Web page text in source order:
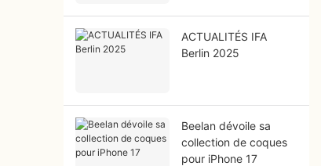
ACTUALITÉS IFA
Berlin 2025
Beelan dévoile sa
collection de coques
pour iPhone 17